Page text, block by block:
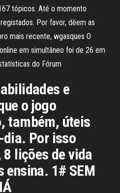
tópicos. Até o momento
Por favor, dêem as
mais recente, wgasques O
em simultâneo foi de 26 em
do Fórum
e
o jogo
também, úteis
Por isso
lições de vida
ensina. 1# SEM